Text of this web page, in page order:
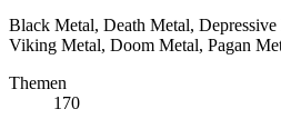
Black Metal, Death Metal,
Viking Metal, Doom Metal, Pagan
Themen
170